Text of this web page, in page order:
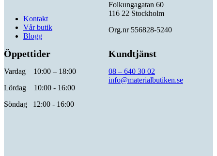
Kontakt
Vår butik
Blogg
Folkungagatan 60
116 22 Stockholm
Org.nr 556828-5240
Öppettider
Vardag 10:00 – 18:00
Lördag 10:00 - 16:00
Söndag 12:00 - 16:00
Kundtjänst
08 – 640 30 02
info@materialbutiken.se